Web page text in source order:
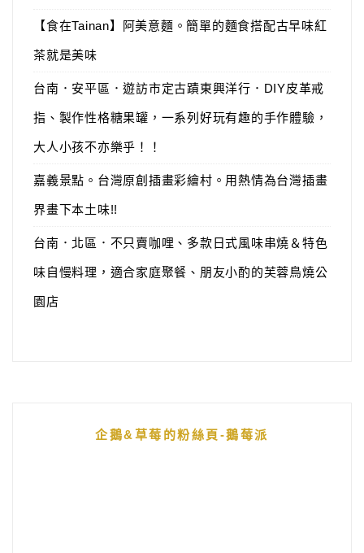
【食在Tainan】阿美意麵。簡單的麵食搭配古早味紅
茶就是美味
台南．安平區．遊訪市定古蹟東興洋行．DIY皮革戒
指、製作性格糖果罐，一系列好玩有趣的手作體驗，
大人小孩不亦樂乎！！
嘉義景點。台灣原創插畫彩繪村。用熱情為台灣插畫
界畫下本土味!!
台南．北區．不只賣咖哩、多款日式風味串燒＆特色
味自慢料理，適合家庭聚餐、朋友小酌的芙蓉鳥燒公
園店
企鵝&草莓的粉絲頁-鵝莓派